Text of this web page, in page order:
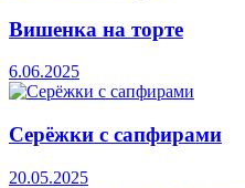
Вишенка на торте
6.06.2025
Серёжки с сапфирами
20.05.2025